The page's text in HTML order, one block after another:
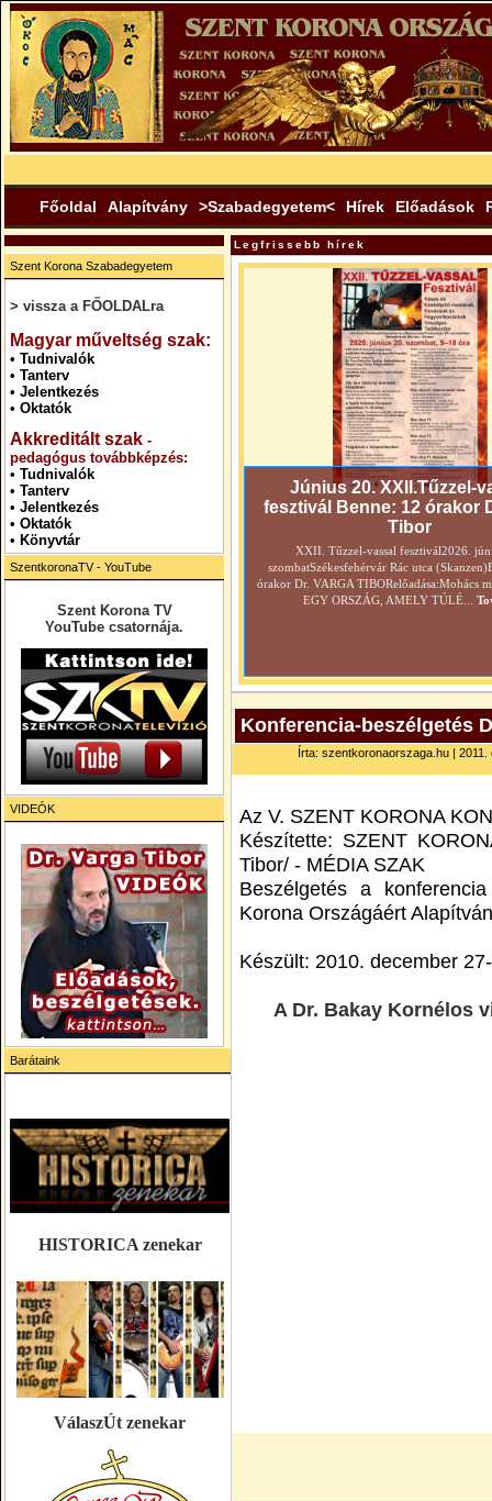
Főoldal Alapítvány >Szabadegyetem< Hírek Előadások
Szent Korona Szabadegyetem
> vissza a FŐOLDALra
Magyar műveltség szak:
• Tudnivalók
• Tanterv
• Jelentkezés
• Oktatók
Akkreditált szak -
pedagógus továbbképzés:
• Tudnivalók
• Tanterv
• Jelentkezés
• Oktatók
• Könyvtár
SzentkoronaTV - YouTube
Szent Korona TV
YouTube csatornája.
VIDEÓK
Barátaink
HISTORICA zenekar
VálaszÚt zenekar
Legfrissebb hírek
Június 20. XXII.Tűzzel-
fesztivál Benne: 12 órakor
Tibor
XXII. Tűzzel-vassal fesztivál2026.
szombatSzékesfehérvár Rác utca
órakor Dr. VARGA TIBORelőadása:Mohács
EGY ORSZÁG, AMELY TÚLÉ...
Konferencia-beszélgetés
Írta: szentkoronaorszaga.hu |
Az V. SZENT KORONA
Készítette: SZENT
Tibor/ - MÉDIA SZAK
Beszélgetés a
Korona Országáért
Készült: 2010. december
A Dr. Bakay Kornélos